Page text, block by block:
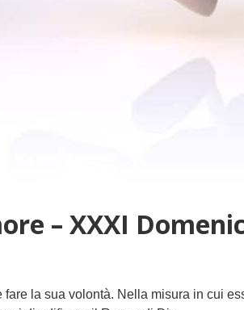
– XXXI
la sua volontà. Nella misura in cui